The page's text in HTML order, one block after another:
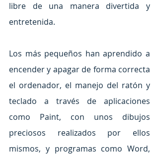
libre de una manera divertida y
entretenida.
Los más pequeños han aprendido a
encender y apagar de forma correcta
el ordenador, el manejo del ratón y
teclado a través de aplicaciones
como Paint, con unos dibujos
preciosos realizados por ellos
mismos, y programas como Word,